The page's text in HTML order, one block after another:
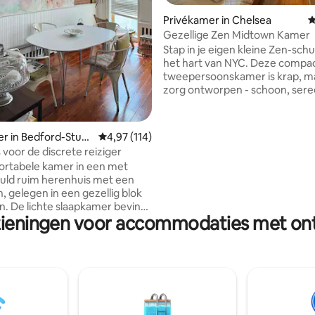
in Bedford-Stuyv
Gemiddelde beoordeling van 4,97 op 5, 114
4,97 (114)
voor de discrete reiziger
kamer in een met
ruim herenhuis met een
gelegen in een gezellig blok
De lichte slaapkamer bevindt
op de 2e verdieping met
dat wordt bediend met een
in de kamer. Ons huis is
Privékamer in Chelsea
Gezellige Zen Midtown Kamer
Stap in je eigen kleine Zen-
het hart van NYC. Deze
tweepersoonskamer is krap,
zorg ontworpen - schoon,
gemeenschappelijke ruimte.
vriendelijke en liefdevolle
voor accommodaties met